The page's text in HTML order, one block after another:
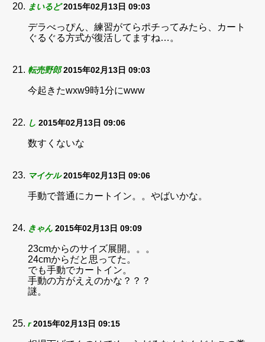
まいるど 2015年02月13日 09:03
デラべっぴん、練習がてらポチってみたら、カート
ぐるぐる方式が復活してますね…。
転売野郎 2015年02月13日 09:03
今起きたwxw9時1分にwww
し 2015年02月13日 09:06
数すくないな
マイケル 2015年02月13日 09:06
手動で普通にカートイン。。やばいかな。
きゃん 2015年02月13日 09:09
23cmからのサイズ展開。。。
24cmからだと思ってた。
でも手動でカートイン。
手動の方がええのかな？？？
謎。
r 2015年02月13日 09:15